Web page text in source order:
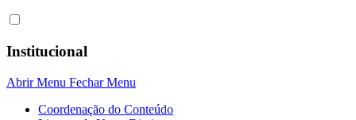
Institucional
Abrir Menu Fechar Menu
Coordenação do Conteúdo